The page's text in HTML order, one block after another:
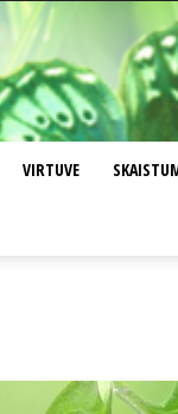
VIRTUVE